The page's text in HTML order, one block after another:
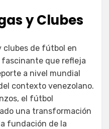
y Clubes
clubes de fútbol en
fascinante que refleja
a nivel mundial
contexto venezolano.
el fútbol
una transformación
fundación de la